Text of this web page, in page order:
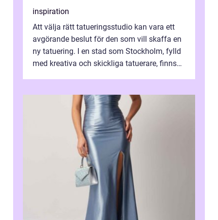
inspiration
Att välja rätt tatueringsstudio kan vara ett
avgörande beslut för den som vill skaffa en
ny tatuering. I en stad som Stockholm, fylld
med kreativa och skickliga tatuerare, finns